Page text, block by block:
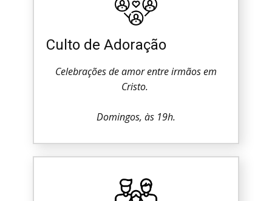
Culto de Adoração
Celebrações de amor entre irmãos em
Cristo.
Domingos, às 19h.